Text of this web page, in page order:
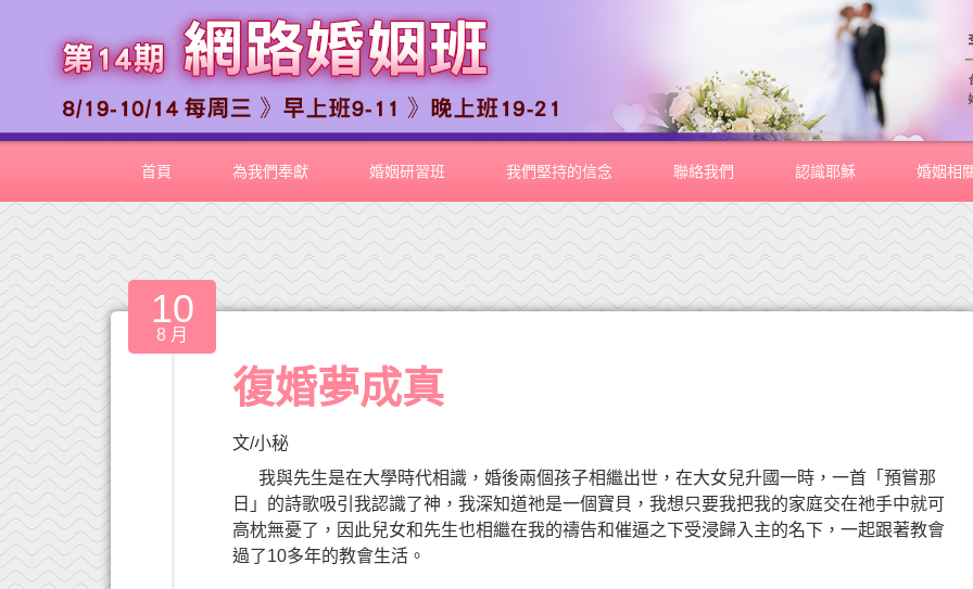
首頁 為我們奉獻 婚姻研習班 我們堅持的信念 聯絡我們 認識耶穌 婚姻相
10
8 月
復婚夢成真
文/小秘
我與先生是在大學時代相識，婚後兩個孩子相繼出世，在大女兒升國一時，一首「預嘗那
日」的詩歌吸引我認識了神，我深知道祂是一個寶貝，我想只要我把我的家庭交在祂手中就可
高枕無憂了，因此兒女和先生也相繼在我的禱告和催逼之下受浸歸入主的名下，一起跟著教會
過了10多年的教會生活。